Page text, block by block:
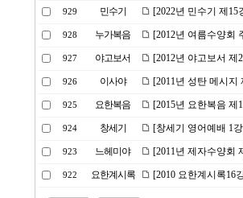
929 민수기 [2022년 민수기 제
928 누가복음 [2012년 여름수양회
927 야고보서 [2012년 야고보서
926 이사야 [2011년 성탄 메시
925 요한복음 [2015년 요한복음 제
924 창세기 [창세기 영어예배 1
923 느헤미야 [2011년 제자수양회
922 요한계시록 [2010 요한계시록16